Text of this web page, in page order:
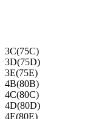
3C(75C)
3D(75D)
3E(75E)
4B(80B)
4C(80C)
4D(80D)
4E(80E)